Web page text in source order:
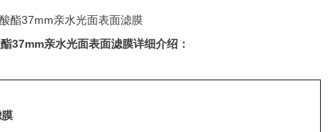
37mm亲水光面表面滤膜详细介绍：